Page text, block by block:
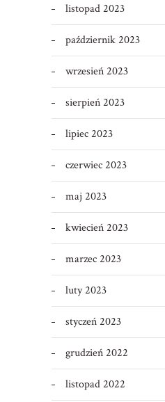
listopad 2023
październik 2023
wrzesień 2023
sierpień 2023
lipiec 2023
czerwiec 2023
maj 2023
kwiecień 2023
marzec 2023
luty 2023
styczeń 2023
grudzień 2022
listopad 2022